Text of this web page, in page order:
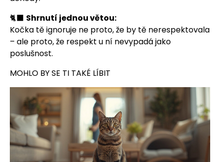
🐈‍⬛ Shrnutí jednou větou:
Kočka tě ignoruje ne proto, že by tě nerespektovala
– ale proto, že respekt u ní nevypadá jako
poslušnost.
MOHLO BY SE TI TAKÉ LÍBIT